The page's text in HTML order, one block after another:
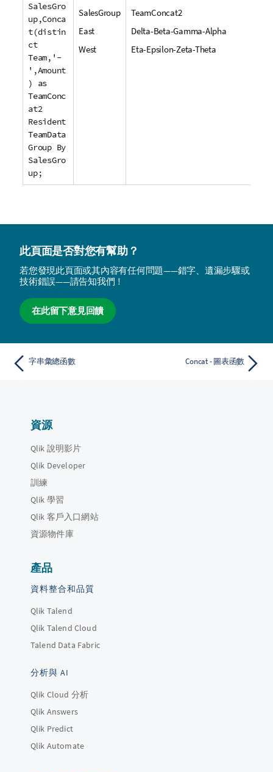
SalesGro
up,Conca
t(distin
ct
Team,'-
',Amount
) as
TeamConc
at2
Resident
TeamData
Group By
SalesGro
up;
SalesGroup
East
West
TeamConcat2
Delta-Beta-Gamma-Alpha
Eta-Epsilon-Zeta-Theta
此頁面是否對您有幫助？
若您發現此頁面或其內容有任何問題——錯字、遺漏步驟或
技術錯誤——請告知我們！
在此留下意見回饋
字串彙總函數 Concat - 圖表函數
資源
Qlik 說明影片
Qlik Developer
訓練
Qlik 學習
Qlik 客戶入口網站
資源物件庫
產品
資料整合和品質
Qlik Talend
Qlik Talend Cloud
Talend Data Fabric
分析與 AI
Qlik Cloud 分析
Qlik Answers
Qlik Predict
Qlik Automate